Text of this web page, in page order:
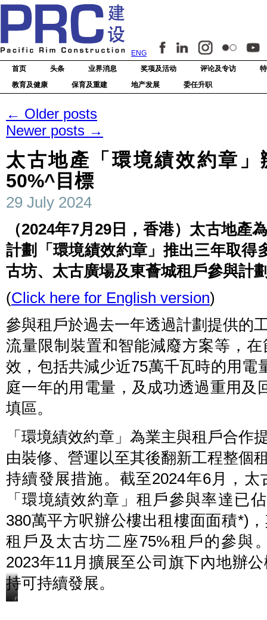
ENG
首页
头条 业界消息 奖项及活动 评论及专访
教育及健康
保育及重建 地产发展 委任升职
← Older posts
Newer posts →
太古地產「環境績效約章
50%^目標
29 July 2024
（2024年7月29日，香港）太古地產
計劃「環境績效約章」推出三年取得
古坊、太古廣場及東薈城租戶參與計
(Click here for English version)
參與租戶於過去一年透過計劃提供的
流量限制裝置和智能減廢方案等，
效，包括共減少近75萬千瓦時的用電
庭一年的用電量，及成功透過重用及
填區。
「環境績效約章」為業主與租戶合作
由裝修、營運以至其後翻新工程整個
持續發展措施。截至2024年6月，
「環境績效約章」租戶參與率達已
380萬平方呎辦公樓出租樓面面積*)
租戶及太古坊二座75%租戶的參與
2023年11月擴展至公司旗下內地辦
持可持續發展。
太
「環